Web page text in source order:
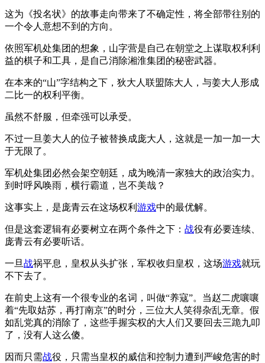
这为《投名状》的故事走向带来了不确定性，将全部带往别的
一个令人意想不到的方向。
依照军机处集团的想象，山字营是自己在朝堂之上谋取权利利
益的棋子和工具，是自己消除湘淮集团的秘密武器。
在本来的“山”字结构之下，狄大人联盟陈大人，与姜大人形成
二比一的权利平衡。
虽然不舒服，但牵强可以承受。
不过一旦姜大人的位子被替换成庞大人，这就是一加一加一大
于无限了。
军机处集团必然会架空朝廷，成为晚清一家独大的政治实力。
到时呼风唤雨，横行霸道，岂不美哉？
这事实上，是庞青云在这场权利 游戏中的最优解。
但是这套逻辑有必要树立在两个条件之下： 战役有必要连续、
庞青云有必要听话。
一旦战祸平息，皇权从头扩张，军权收归皇权，这场游戏就玩
不下去了。
在前史上这有一个很专业的名词，叫做“养寇”。当赵二虎嚷嚷
着“先取姑苏，再打南京”的时分，三位大人笑得杂乱无章。假
如乱党真的消除了，这些手握实权的大人们又要回去三跪九叩
了，没有人这么傻。
因而只需战役，只需当皇权的威信和控制力遭到严峻危害的时